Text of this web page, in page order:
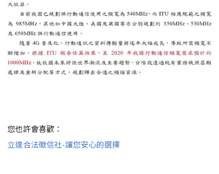
您也許會喜歡：
立達合法徵信社-讓您安心的選擇